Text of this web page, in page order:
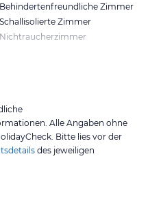
Behindertenfreundliche Zimmer
Schallisolierte Zimmer
Nichtraucherzimmer
Alle Angaben ohne
Bitte lies vor der
des jeweiligen